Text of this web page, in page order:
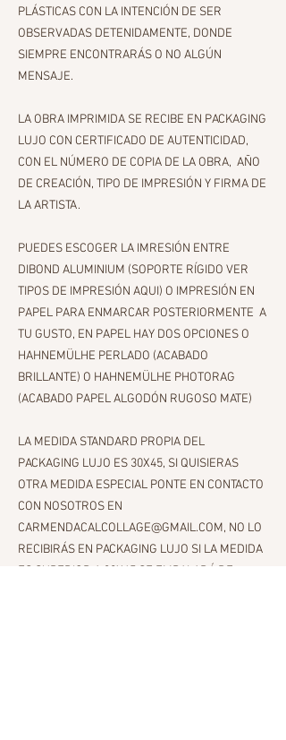
PLÁSTICAS CON LA INTENCIÓN DE SER
OBSERVADAS DETENIDAMENTE, DONDE
SIEMPRE ENCONTRARÁS O NO ALGÚN
MENSAJE.
LA OBRA IMPRIMIDA SE RECIBE EN PACKAGING
LUJO CON CERTIFICADO DE AUTENTICIDAD,
CON EL NÚMERO DE COPIA DE LA OBRA, AÑO
DE CREACIÓN, TIPO DE IMPRESIÓN Y FIRMA DE
LA ARTISTA.
PUEDES ESCOGER LA IMRESIÓN ENTRE
DIBOND ALUMINIUM (SOPORTE RÍGIDO VER
TIPOS DE IMPRESIÓN AQUI) O IMPRESIÓN EN
PAPEL PARA ENMARCAR POSTERIORMENTE A
TU GUSTO, EN PAPEL HAY DOS OPCIONES O
HAHNEMÜLHE PERLADO (ACABADO
BRILLANTE) O HAHNEMÜLHE PHOTORAG
(ACABADO PAPEL ALGODÓN RUGOSO MATE)
LA MEDIDA STANDARD PROPIA DEL
PACKAGING LUJO ES 30X45, SI QUISIERAS
OTRA MEDIDA ESPECIAL PONTE EN CONTACTO
CON NOSOTROS EN
CARMENDACALCOLLAGE@GMAIL.COM, NO LO
RECIBIRÁS EN PACKAGING LUJO SI LA MEDIDA
ES SUPERIOR A 30X45 SE EMBALARÁ DE